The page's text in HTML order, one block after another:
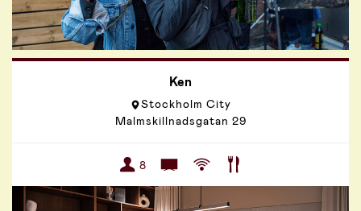
Ken
Stockholm City
Malmskillnadsgatan 29
8